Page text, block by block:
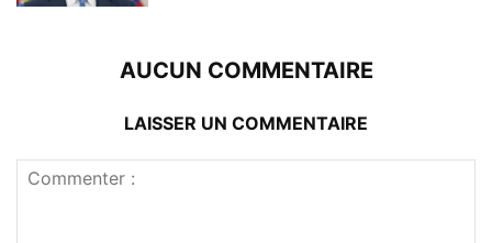
AUCUN COMMENTAIRE
LAISSER UN COMMENTAIRE